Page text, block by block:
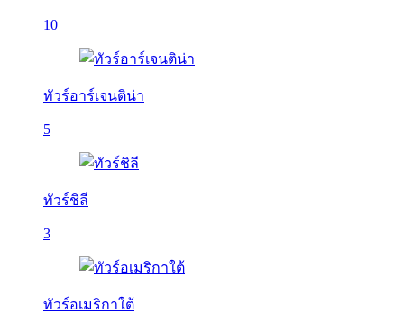
10
ทัวร์อาร์เจนติน่า
5
ทัวร์ชิลี
3
ทัวร์อเมริกาใต้